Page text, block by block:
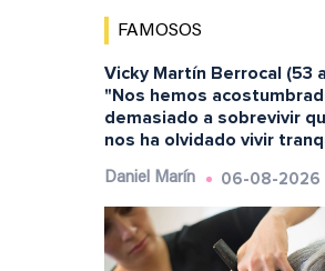
FAMOSOS
Vicky Martín Berrocal (53
"Nos hemos
demasiado a sobrevivir
nos ha olvidado vivir
Daniel Marín 06-08-2026